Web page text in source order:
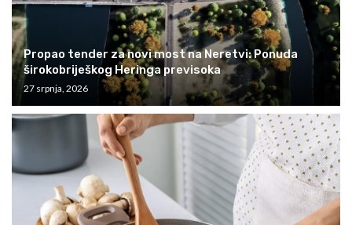
Propao tender za novi most na Neretvi: Ponuda
širokobriješkog Heringa previsoka
27 srpnja, 2026